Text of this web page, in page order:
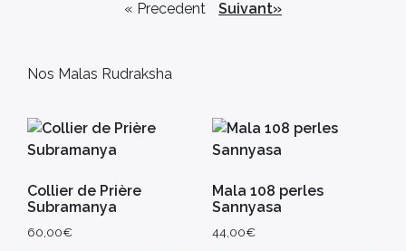
« Precedent Suivant»
Nos Malas Rudraksha
Collier de Prière
Subramanya
60,00€
Mala 108 perles
Sannyasa
44,00€